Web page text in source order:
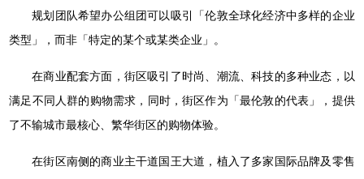
规划团队希望办公组团可以吸引「伦敦全球化经济中多样的企业
类型」，而非「特定的某个或某类企业」。
在商业配套方面，街区吸引了时尚、潮流、科技的多种业态，以
满足不同人群的购物需求，同时，街区作为「最伦敦的代表」，提供
了不输城市最核心、繁华街区的购物体验。
在街区南侧的商业主干道国王大道，植入了多家国际品牌及零售